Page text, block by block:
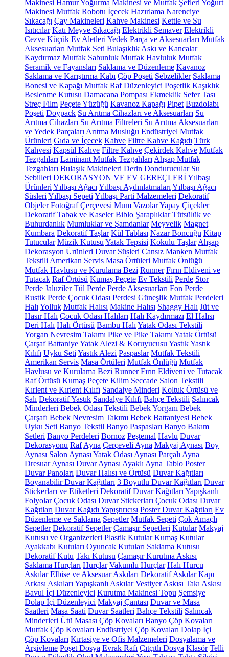
Makinesi Hamur Yoğurma Makinesi ve Mutfak Şefleri Yoğurt
Makinesi Mutfak Robotu İçecek Hazırlama Narenciye
Sıkacağı Çay Makineleri Kahve Makinesi Kettle ve Su
Isıtıcılar Katı Meyve Sıkacağı Elektrikli Semaver Elektrikli
Cezve Küçük Ev Aletleri Yedek Parça ve Aksesuarları Mutfak
Aksesuarları Mutfak Seti Bulaşıklık Askı ve Kancalar
Kaydırmaz Mutfak Sabunluk Mutfak Havluluk Mutfak
Seramik ve Fayansları Saklama ve Düzenleme Kavanoz
Saklama ve Karıştırma Kabı Çöp Poşeti Sebzelikler Saklama
Bonesi ve Kapağı Mutfak Raf Düzenleyici Poşetlik Kaşıklık
Beslenme Kutusu Damacana Pompası Ekmeklik Sefer Tası
Streç Film Peçete Yüzüğü Kavanoz Kapağı Pipet Buzdolabı
Poşeti Doypack Su Arıtma Cihazları ve Aksesuarları Su
Arıtma Cihazları Su Arıtma Filtreleri Su Arıtma Aksesuarları
ve Yedek Parçaları Arıtma Musluğu Endüstriyel Mutfak
Ürünleri Gıda ve İçecek Kahve Filtre Kahve Kağıdı Türk
Kahvesi Kapsül Kahve Filtre Kahve Çekirdek Kahve Mutfak
Tezgahları Laminant Mutfak Tezgahları Ahşap Mutfak
Tezgahları Bulaşık Makineleri Derin Dondurucular Su
Sebilleri DEKORASYON VE EV GEREÇLERİYılbaşı
Ürünleri Yılbaşı Ağacı Yılbaşı Aydınlatmaları Yılbaşı Ağacı
Süsleri Yılbaşı Sepeti Yılbaşı Parti Malzemeleri Dekoratif
Objeler Fotoğraf Çerçevesi Mum VazolarYapay Çiçekler
Dekoratif Tabak ve Kaseler Biblo Şaraplıklar Tütsülük ve
Buhurdanlık Mumluklar ve Şamdanlar Meyvelik Magnet
Kumbara Dekoratif Taşlar Kül Tablası Nazar Boncuğu Kitap
Tutucular Müzik Kutusu Yatak Tepsisi Kokulu Taşlar Ahşap
Dekorasyon Ürünleri Duvar Süsleri Cansız Manken Mutfak
Tekstili Amerikan Servis Masa Örtüleri Mutfak Önlüğü
Mutfak Havlusu ve Kurulama Bezi Runner Fırın Eldiveni ve
Tutacak Raf Örtüsü Kumaş Peçete Ev Tekstili Perde Stor
Perde Jaluziler Tül Perde Perde Aksesuarları Fon Perde
Rustik Perde Çocuk Odası Perdesi Güneşlik Mutfak Perdeleri
Halı Yolluk Mutfak Halısı Makine Halısı Shaggy Halı Jüt ve
Hasır Halı Çocuk Odası Halıları Halı Kaydırmazı El Halısı
Deri Halı Halı Örtüsü Bambu Halı Yatak Odası Tekstili
Yorgan Nevresim Takımı Pike ve Pike Takımı Yatak Örtüsü
Çarşaf BattaniyeYatak Alezi & Koruyucusu YastıkYastık
Kılıfı Uyku Seti Yastık Alezi Paspaslar Mutfak Tekstili
Amerikan Servis Masa Örtüleri Mutfak Önlüğü Mutfak
Havlusu ve Kurulama Bezi Runner Fırın Eldiveni ve Tutacak
Raf Örtüsü Kumaş Peçete Kilim Seccade Salon Tekstili
Kırlent ve Kırlent Kılıfı Sandalye Minderi Koltuk Örtüsü ve
Şalı Dekoratif Yastık Sandalye Kılıfı Bahçe Tekstili Salıncak
Minderleri Bebek Odası Tekstili Bebek Yorganı Bebek
Çarşafı Bebek Nevresim Takımı Bebek Battaniyesi Bebek
Uyku Seti Banyo Tekstil Banyo Paspasları Banyo Bakım
Setleri Banyo Perdeleri Bornoz Peştemal Havlu Duvar
Dekorasyonu Raf Ayna Çerçeveli Ayna Makyaj Aynası Boy
Aynası Salon Aynası Yatak Odası Aynası Parçalı Ayna
Dresuar Aynası Duvar Aynası Ayaklı Ayna Tablo Poster
Duvar Panoları Duvar Halısı ve Örtüsü Duvar Kağıtları
Boyanabilir Duvar Kağıtları 3 Boyutlu Duvar Kağıtları Duvar
Stickerları ve Etiketleri Dekoratif Duvar Kağıtları Yapışkanlı
Folyolar Çocuk Odası Duvar Stickerları Çocuk Odası Duvar
Kağıtları Duvar Kağıdı Yapıştırıcısı Poster Duvar Kağıtları Ev
Düzenleme ve Saklama Sepetler Mutfak Sepeti Çok Amaçlı
Sepetler Dekoratif Sepetler Çamaşır Sepetleri Kutular Makyaj
Kutusu ve Organizerleri Plastik Kutular Kumaş Kutular
Ayakkabı Kutuları Oyuncak Kutuları Saklama Kutusu
Dekoratif Kutu Takı Kutusu Çamaşır Kurutma Askısı
Saklama Hurçları Hurçlar Vakumlu Hurçlar Halı Hurcu
Askılar Elbise ve Aksesuar Askıları Dekoratif Askılar Kapı
Arkası Askıları Yapışkanlı Askılar Vestiyer Askısı Takı Askısı
Bavul İçi Düzenleyici Kurutma Makinesi Topu Şemsiye
Dolap İçi Düzenleyici Makyaj Çantası Duvar ve Masa
Saatleri Masa Saati Duvar Saatleri Bahçe Tekstili Salıncak
Minderleri Ütü Masası Çöp Kovaları Banyo Çöp Kovaları
Mutfak Çöp Kovaları Endüstriyel Çöp Kovaları Dolap İçi
Çöp Kovaları Kırtasiye ve Ofis Malzemeleri Dosyalama ve
Arşivleme Poşet Dosya Evrak Rafı Çıtçıtlı Dosya Klasör Telli